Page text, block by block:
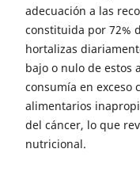
adecuación a las
constituida por 72%
hortalizas
bajo o nulo de estos
consumía en exceso
alimentarios
del cáncer, lo que
nutricional.